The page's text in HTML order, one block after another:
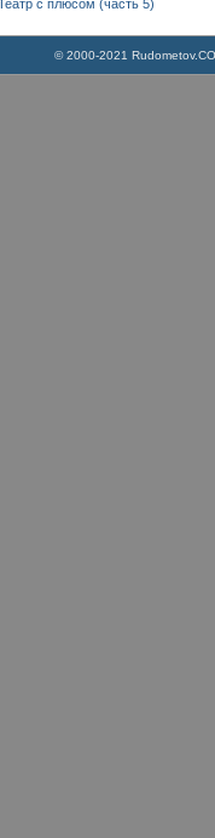
с плюсом (часть 5)
© 2000-2021